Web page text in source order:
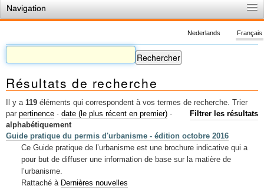
Navigation
Règles du jeu
Permis d'urbanisme
Cartographie
Etudes et publications
Mots-clés
Renseignements urbanistiques
Français
Nederlands
Résultats de recherche
Il y a 119 éléments qui correspondent à vos termes de recherche.
Filtrer les résultats
Trier
par pertinence · date (le plus récent en premier) ·
alphabétiquement
Guide pratique du permis d'urbanisme - édition octobre 2016
Ce Guide pratique de l’urbanisme est une brochure indicative qui a
pour but de diffuser une information de base sur la matière de
l’urbanisme.
Rattaché à Dernières nouvelles